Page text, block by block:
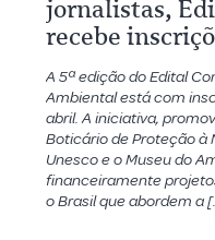
jornalistas,
recebe
A 5ª edição do Edital
Ambiental está com
abril. A iniciativa,
Boticário de Proteção
Unesco e o Museu do
financeiramente
o Brasil que abordem a